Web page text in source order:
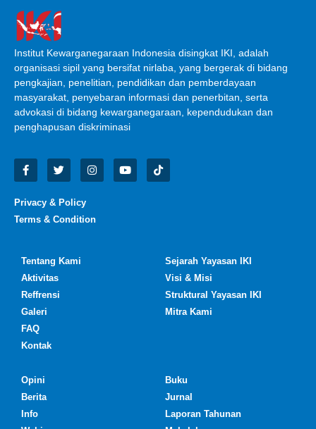
Institut Kewarganegaraan Indonesia disingkat IKI, adalah
organisasi sipil yang bersifat nirlaba, yang bergerak di bidang
pengkajian, penelitian, pendidikan dan pemberdayaan
masyarakat, penyebaran informasi dan penerbitan, serta
advokasi di bidang kewarganegaraan, kependudukan dan
penghapusan diskriminasi
Privacy & Policy
Terms & Condition
Tentang Kami
Aktivitas
Reffrensi
Galeri
FAQ
Kontak
Sejarah Yayasan IKI
Visi & Misi
Struktural Yayasan IKI
Mitra Kami
Opini
Berita
Info
Buku
Jurnal
Laporan Tahunan